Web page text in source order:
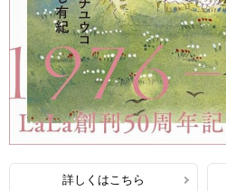
詳しくはこちら